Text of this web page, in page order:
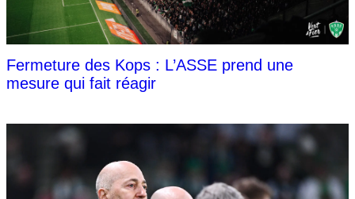
Fermeture des Kops : L’ASSE prend une
mesure qui fait réagir